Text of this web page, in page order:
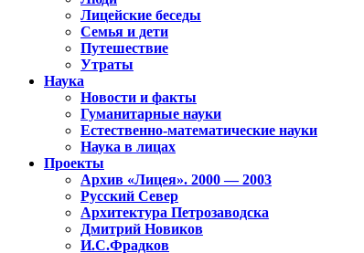
Лицейские беседы
Семья и дети
Путешествие
Утраты
Наука
Новости и факты
Гуманитарные науки
Естественно-математические науки
Наука в лицах
Проекты
Архив «Лицея». 2000 — 2003
Русский Север
Архитектура Петрозаводска
Дмитрий Новиков
И.С.Фрадков